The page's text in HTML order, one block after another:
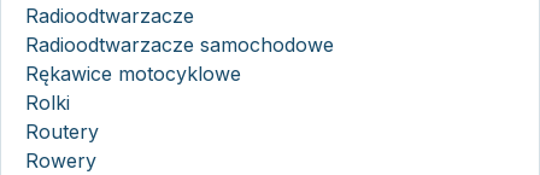
Radioodtwarzacze
Radioodtwarzacze samochodowe
Rękawice motocyklowe
Rolki
Routery
Rowery